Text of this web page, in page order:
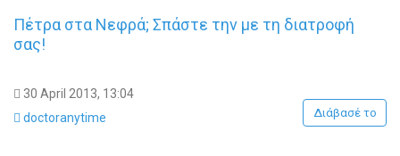
Πέτρα στα Νεφρά; Σπάστε την με τη διατροφή
σας!
30 April 2013, 13:04
doctoranytime
Διάβασέ το